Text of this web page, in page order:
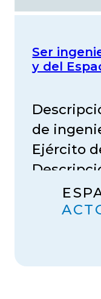
Ser
y del
de
Ejército
ingreso
del
ingeniero